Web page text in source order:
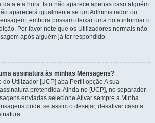
data e a hora. Isto não aparece apenas caso alguém
aparecerá igualmente se um Administrador ou
embora possam deixar uma nota informar o
Por favor note que os Utilizadores normais não
após alguém já ter respondido.
assinatura às minhas Mensagens?
Utilizador [UCP] aba Perfil opção A sua
pretendida. Ainda no [UCP], no separador
enviadas selecione Ativar sempre a Minha
pode, se assim o desejar, desativar caso a